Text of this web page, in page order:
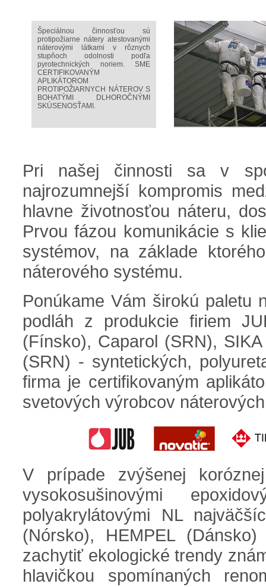
Špeciálnou činnosťou sú
protipožiarne nátery atestovanými
náterovými látkami v rôznych
stupňoch odolnosti podľa
pyrotechnických noriem. SME
CERTIFIKOVANÝM
APLIKÁTOROM
PROTIPOŽIARNYCH NÁTEROV S
BOHATÝMI DLHOROČNÝMI
SKÚSENOSŤAMI.
Pri našej činnosti sa v
najrozumnejší kompromis
hlavne životnosťou náteru,
Prvou fázou komunikácie s
systémov, na základe
náterového systému.
Ponúkame Vám širokú paletu
podláh z produkcie firiem
(Fínsko), Caparol (SRN),
(SRN) - syntetických,
firma je certifikovaným
svetových výrobcov
V prípade zvýšenej
vysokosušinovými
polyakrylátovými NL
(Nórsko), HEMPEL
zachytiť ekologické trendy
hlavičkou spomínaných